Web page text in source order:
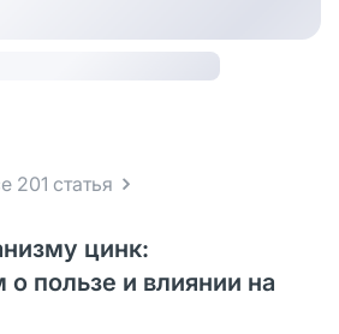
201 статья
цинк:
о пользе и влиянии на